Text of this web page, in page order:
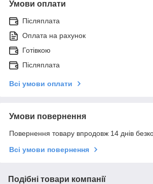
Умови оплати
Післяплата
Оплата на рахунок
Готівкою
Післяплата
Всі умови оплати
Умови повернення
Повернення товару впродовж 14 днів
Всі умови повернення
Подібні товари компанії